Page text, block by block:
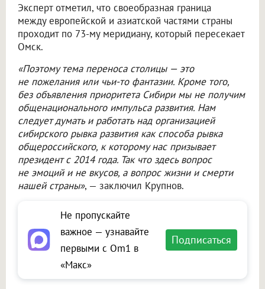
Эксперт отметил, что своеобразная граница
между европейской и азиатской частями страны
проходит по 73-му меридиану, который пересекает
Омск.
«Поэтому тема переноса столицы — это
не пожелания или чьи-то фантазии. Кроме того,
без объявления приоритета Сибири мы не получим
общенационального импульса развития. Нам
следует думать и работать над организацией
сибирского рывка развития как способа рывка
общероссийского, к которому нас призывает
президент с 2014 года. Так что здесь вопрос
не эмоций и не вкусов, а вопрос жизни и смерти
нашей страны», — заключил Крупнов.
Не пропускайте
важное — узнавайте
первыми с Om1 в
«Макс»
Подписаться